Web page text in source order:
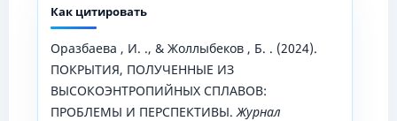
Как цитировать
Оразбаева , И. ., & Жоллыбеков , Б. . (2024).
ПОКРЫТИЯ, ПОЛУЧЕННЫЕ ИЗ
ВЫСОКОЭНТРОПИЙНЫХ СПЛАВОВ:
ПРОБЛЕМЫ И ПЕРСПЕКТИВЫ.Журнал